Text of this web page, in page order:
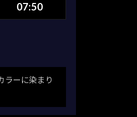
07:50
ラーに染まり